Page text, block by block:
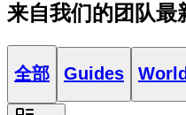
来自我们的团队最
全部 Guides